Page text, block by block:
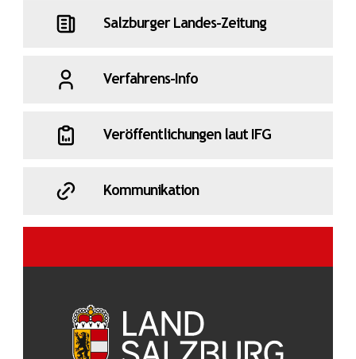
Salzburger Landes-Zeitung
Verfahrens-Info
Veröffentlichungen laut IFG
Kommunikation